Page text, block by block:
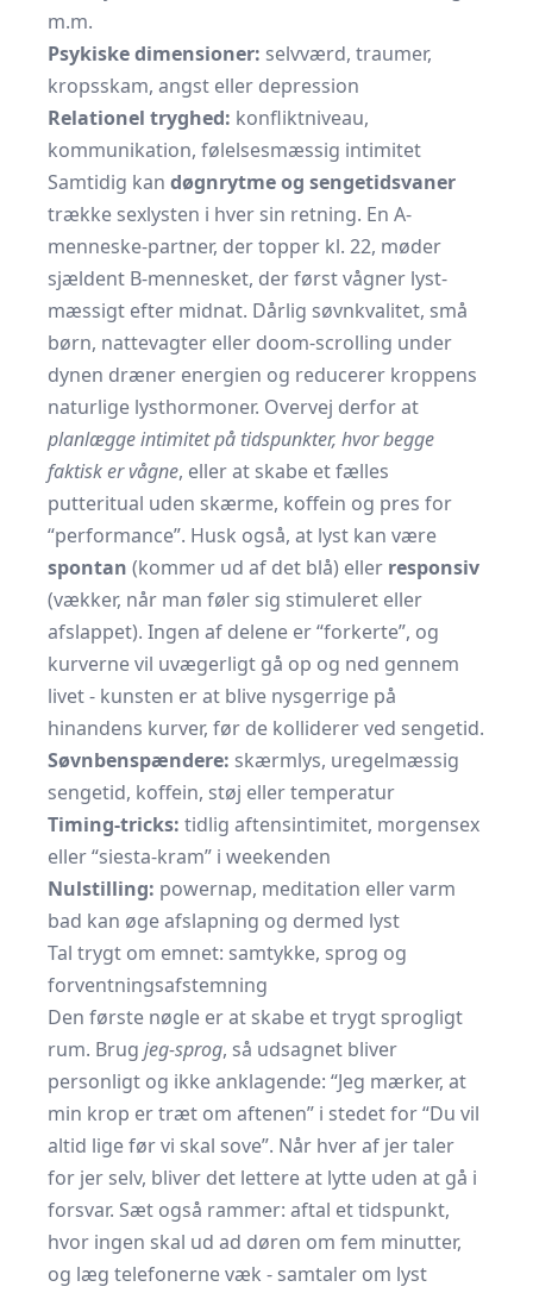
m.m.
Psykiske dimensioner: selvværd, traumer,
kropsskam, angst eller depression
Relationel tryghed: konfliktniveau,
kommunikation, følelsesmæssig intimitet
Samtidig kan døgnrytme og sengetidsvaner
trække sexlysten i hver sin retning. En A-
menneske-partner, der topper kl. 22, møder
sjældent B-mennesket, der først vågner lyst-
mæssigt efter midnat. Dårlig søvnkvalitet, små
børn, nattevagter eller doom-scrolling under
dynen dræner energien og reducerer kroppens
naturlige lyst­hormoner. Overvej derfor at
planlægge intimitet på tidspunkter, hvor begge
faktisk er vågne, eller at skabe et fælles
putteritual uden skærme, koffein og pres for
“performance”. Husk også, at lyst kan være
spontan (kommer ud af det blå) eller responsiv
(vækker, når man føler sig stimuleret eller
afslappet). Ingen af delene er “forkerte”, og
kurverne vil uvægerligt gå op og ned gennem
livet - kunsten er at blive nysgerrige på
hinandens kurver, før de kolliderer ved sengetid.
Søvnbenspændere: skærmlys, uregelmæssig
sengetid, koffein, støj eller temperatur
Timing-tricks: tidlig aftens­intimitet, morgensex
eller “siesta-kram” i weekenden
Nulstilling: powernap, meditation eller varm
bad kan øge afslapning og dermed lyst
Tal trygt om emnet: samtykke, sprog og
forventningsafstemning
Den første nøgle er at skabe et trygt sprogligt
rum. Brug jeg-sprog, så udsagnet bliver
personligt og ikke anklagende: “Jeg mærker, at
min krop er træt om aftenen” i stedet for “Du vil
altid lige før vi skal sove”. Når hver af jer taler
for jer selv, bliver det lettere at lytte uden at gå i
forsvar. Sæt også rammer: aftal et tidspunkt,
hvor ingen skal ud ad døren om fem minutter,
og læg telefonerne væk - samtaler om lyst